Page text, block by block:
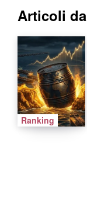
Articoli
Ranking